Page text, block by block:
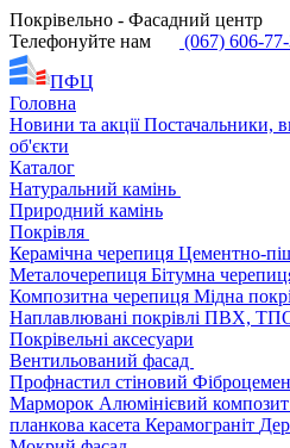
Покрівельно - Фасадний центр
Телефонуйте нам
(067) 606-
ПФЦ
Головна
Новини та акціїПостачальники,
об'єкти
Каталог
Натуральний камінь
Природний камінь
Покрівля
Керамічна черепиця Цементно-
Металочерепиця Бітумна
Композитна черепиця Мідна
Наплавлювані покрівлі ПВХ, ТПО
Покрівельні аксесуари
Вентильований фасад
Профнастил стіновий
Марморок Алюмінієвий композит
планкова касета Керамограніт